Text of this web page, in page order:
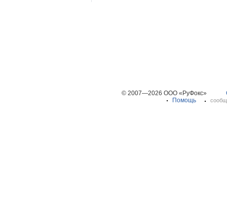
© 2007—2026 ООО «РуФокс»
Помощь